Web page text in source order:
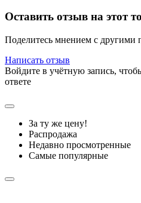
Оставить отзыв на этот
Поделитесь мнением с другими
Написать отзыв
Войдите в учётную запись,
ответе
За ту же цену!
Распродажа
Недавно просмотренные
Самые популярные